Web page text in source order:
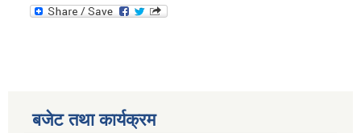
बजेट तथा कार्यक्रम